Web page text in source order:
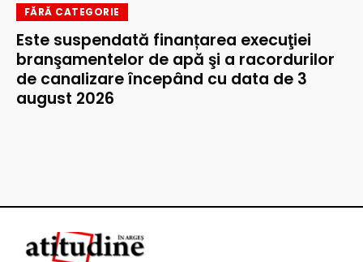
FĂRĂ CATEGORIE
Este suspendată finanțarea execuţiei
branşamentelor de apă şi a racordurilor
de canalizare începând cu data de 3
august 2026